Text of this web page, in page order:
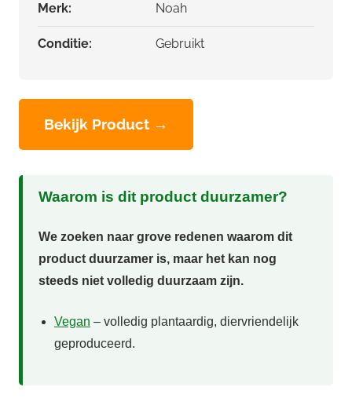
Merk: Noah
Conditie: Gebruikt
Bekijk Product →
Waarom is dit product duurzamer?
We zoeken naar grove redenen waarom dit
product duurzamer is, maar het kan nog
steeds niet volledig duurzaam zijn.
Vegan – volledig plantaardig, diervriendelijk
geproduceerd.